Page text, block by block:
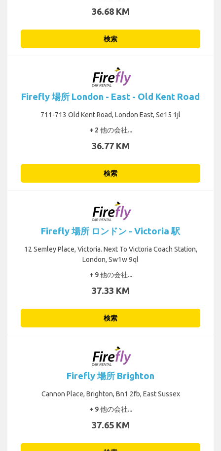
36.68 KM
検索
Firefly 場所 London - East - Old Kent Road
711-713 Old Kent Road, London East, Se15 1jl
+ 2 他の会社...
36.77 KM
検索
Firefly 場所 ロンドン - Victoria 駅
12 Semley Place, Victoria. Next To Victoria Coach Station,
London, Sw1w 9ql
+ 9 他の会社...
37.33 KM
検索
Firefly 場所 Brighton
Cannon Place, Brighton, Bn1 2fb, East Sussex
+ 9 他の会社...
37.65 KM